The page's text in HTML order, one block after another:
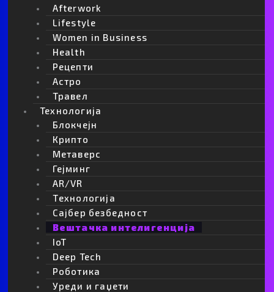
Afterwork
Lifestyle
Women in Business
Health
Рецепти
Астро
Травел
Технологија
Блокчејн
Крипто
Метаверс
Гејминг
AR/VR
Tехнологија
Сајбер безбедност
Вештачка интелигенција
IoT
Deep Tech
Роботика
Уреди и гаџети
Огласите повеќе не се наменети само за
луѓето
Дали Стив Џобс го предвиде ChatGPT?
Неговите зборови од 1985 година денес
звучат неверојатно
Prev
Избор на уредникот
Жените кои не одговараат веднаш на
пораки се посреќни? Нов тренд на
поставување граници